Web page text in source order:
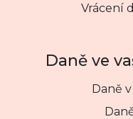
Vrácení
Daně ve
Daně